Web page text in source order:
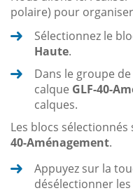
polaire) pour
Sélectionnez le
Haute.
Dans le groupe
calque GLF-40-
calques.
Les blocs
40-Aménagement.
Appuyez sur la
désélectionner